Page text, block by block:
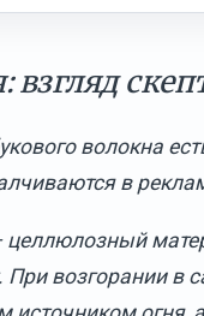
взгляд
волокна
в
При возгорании в